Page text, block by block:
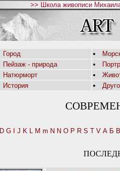
>> Школа живописи
Город
Пейзаж - природа
Натюрморт
История
D G J K L M m N N O P R S T V А Б В